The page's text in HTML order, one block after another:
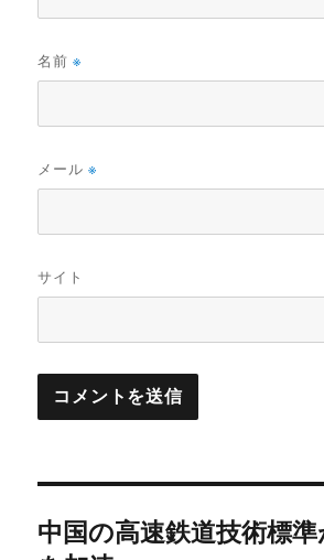
名前※
メール※
サイト
中国の高速鉄道技術標